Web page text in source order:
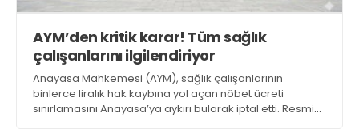
AYM’den kritik karar! Tüm sağlık
çalışanlarını ilgilendiriyor
Anayasa Mahkemesi (AYM), sağlık çalışanlarının
binlerce liralık hak kaybına yol açan nöbet ücreti
sınırlamasını Anayasa’ya aykırı bularak iptal etti. Resmi
DAHİLİYE
FİZİK TEDAVİ VE REHABİLİTASYON
KADIN HASTALIKLARI VE DOĞUM